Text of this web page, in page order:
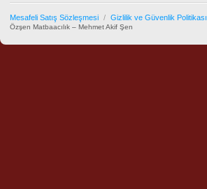
Mesafeli Satış Sözleşmesi / Gizlilik ve Güvenlik Politikası
Özşen Matbaacılık – Mehmet Akif Şen